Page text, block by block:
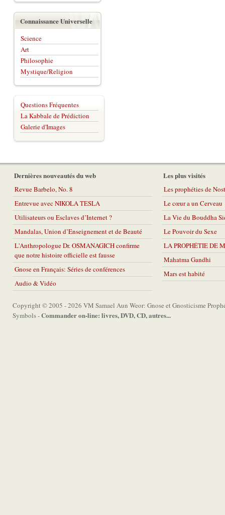
Connaissance Universelle
Science
Art
Philosophie
Mystique/Religion
Questions Fréquentes
La Kabbale de Prédiction
Galerie d'Images
Dernières nouveautés du web
Revue Barbelo, No. 8
Entrevue avec NIKOLA TESLA
Utilisateurs ou Esclaves d’Internet ?
Mandalas, Union d’Enseignement et de Beauté
L'Anthropologue Dr. OSMANAGICH confirme
que notre histoire officielle est fausse
Gnose en Français: Séries de conférences
Audio & Vidéo
Les plus visités
Les prophéties de
Le cœur a un Cerveau
La Vie du Bouddha
Le Pouvoir du Sexe
LA PROPHÉTIE DE
Mahatma Gandhi
Mars est habité
Copyright © 2005 - 2026 VM Samael Aun Weor: Gnose et Gnosticisme
Symbols -Commander on-line: livres, DVD, CD, autres...